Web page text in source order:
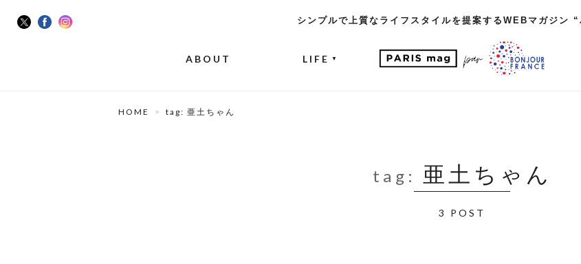
シンプルで上質なライフスタイルを提案するWEBマガジン “
ABOUT LIFE ▼
HOME tag: 亜土ちゃん
tag: 亜土ちゃん
3 POST